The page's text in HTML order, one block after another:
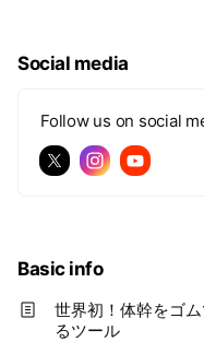
e
Social media
Follow us on social
Basic info
世界初！体幹をゴ
るツール